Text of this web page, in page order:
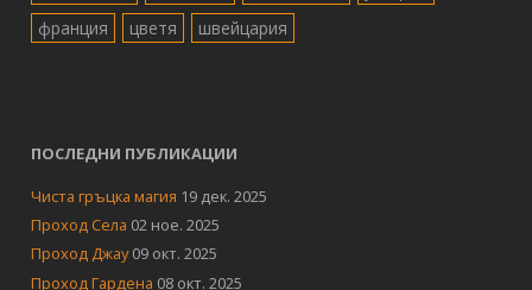
франция
цветя швейцария
ПОСЛЕДНИ ПУБЛИКАЦИИ
Чиста гръцка магия 19 дек. 2025
Проход Села 02 ное. 2025
Проход Джау 09 окт. 2025
Проход Гардена 08 окт. 2025